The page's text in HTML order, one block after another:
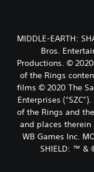
MIDDLE-EARTH:
Bros.
Productions. ©
of the Rings
films © 2020 The
Enterprises
of the Rings and
and places therein
WB Games Inc.
SHIELD: ™ &